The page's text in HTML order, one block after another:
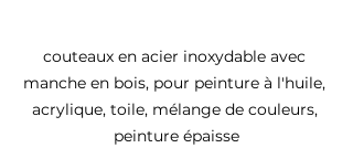
couteaux en acier inoxydable avec
manche en bois, pour peinture à l'huile,
acrylique, toile, mélange de couleurs,
peinture épaisse